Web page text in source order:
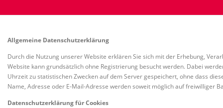
Allgemeine Datenschutzerklärung
Durch die Nutzung unserer Website erklären Sie sich mit der Erhebung,
Website kann grundsätzlich ohne Registrierung besucht werden. Dabei
Uhrzeit zu statistischen Zwecken auf dem Server gespeichert, ohne dass
Name, Adresse oder E-Mail-Adresse werden soweit möglich auf freiwilliger
Datenschutzerklärung für Cookies